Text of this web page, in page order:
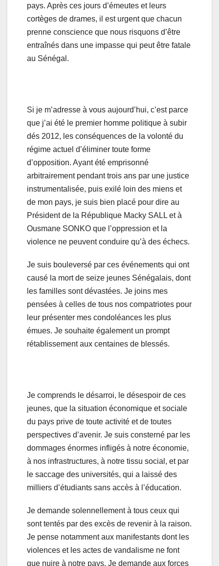
pays. Après ces jours d’émeutes et leurs
cortèges de drames, il est urgent que chacun
prenne conscience que nous risquons d’être
entraînés dans une impasse qui peut être fatale
au Sénégal.
Si je m’adresse à vous aujourd’hui, c’est parce
que j’ai été le premier homme politique à subir
dés 2012, les conséquences de la volonté du
régime actuel d’éliminer toute forme
d’opposition. Ayant été emprisonné
arbitrairement pendant trois ans par une justice
instrumentalisée, puis exilé loin des miens et
de mon pays, je suis bien placé pour dire au
Président de la République Macky SALL et à
Ousmane SONKO que l’oppression et la
violence ne peuvent conduire qu’à des échecs.
Je suis bouleversé par ces événements qui ont
causé la mort de seize jeunes Sénégalais, dont
les familles sont dévastées. Je joins mes
pensées à celles de tous nos compatriotes pour
leur présenter mes condoléances les plus
émues. Je souhaite également un prompt
rétablissement aux centaines de blessés.
Je comprends le désarroi, le désespoir de ces
jeunes, que la situation économique et sociale
du pays prive de toute activité et de toutes
perspectives d’avenir. Je suis consterné par les
dommages énormes infligés à notre économie,
à nos infrastructures, à notre tissu social, et par
le saccage des universités, qui a laissé des
milliers d’étudiants sans accès à l’éducation.
Je demande solennellement à tous ceux qui
sont tentés par des excès de revenir à la raison.
Je pense notamment aux manifestants dont les
violences et les actes de vandalisme ne font
que nuire à notre pays. Je demande aux forces